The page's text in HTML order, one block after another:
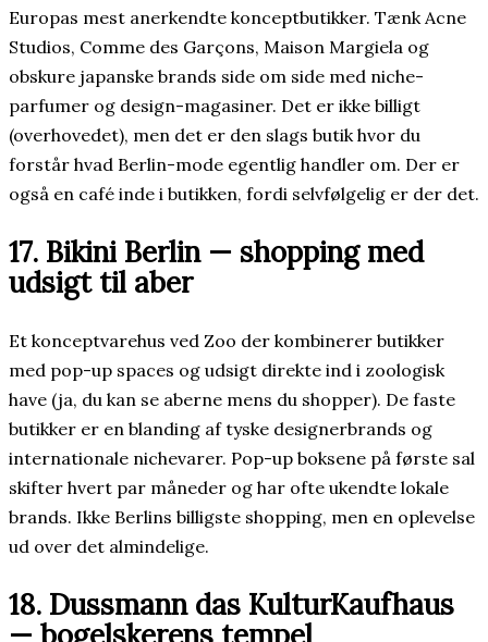
Europas mest anerkendte konceptbutikker. Tænk Acne
Studios, Comme des Garçons, Maison Margiela og
obskure japanske brands side om side med niche-
parfumer og design-magasiner. Det er ikke billigt
(overhovedet), men det er den slags butik hvor du
forstår hvad Berlin-mode egentlig handler om. Der er
også en café inde i butikken, fordi selvfølgelig er der det.
17. Bikini Berlin — shopping med
udsigt til aber
Et konceptvarehus ved Zoo der kombinerer butikker
med pop-up spaces og udsigt direkte ind i zoologisk
have (ja, du kan se aberne mens du shopper). De faste
butikker er en blanding af tyske designerbrands og
internationale nichevarer. Pop-up boksene på første sal
skifter hvert par måneder og har ofte ukendte lokale
brands. Ikke Berlins billigste shopping, men en oplevelse
ud over det almindelige.
18. Dussmann das KulturKaufhaus
— bogelskerens tempel